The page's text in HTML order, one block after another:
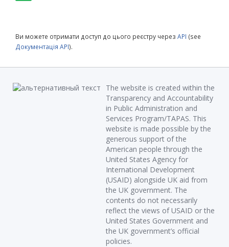
Ви можете отримати доступ до цього реєстру через API (see
Документація API).
The website is created within the
Transparency and Accountability
in Public Administration and
Services Program/TAPAS. This
website is made possible by the
generous support of the
American people through the
United States Agency for
International Development
(USAID) alongside UK aid from
the UK government. The
contents do not necessarily
reflect the views of USAID or the
United States Government and
the UK government’s official
policies.